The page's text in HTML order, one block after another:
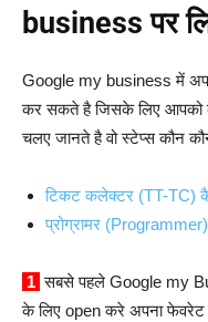
business पर
Google my business में
कर सकते है जिसके लिए आपको
चलए जानते है वो स्टेप्स कौन
टिकट कलेक्टर (TT-TC)
प्रोग्रामर
1 सबसे पहले Google my
के लिए open करे अपना